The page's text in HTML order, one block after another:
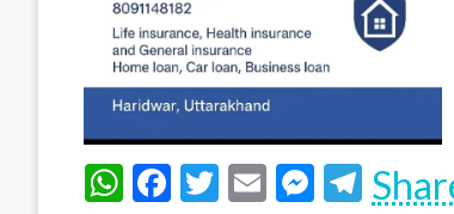
WhatsApp
Facebook
Twitter
Email